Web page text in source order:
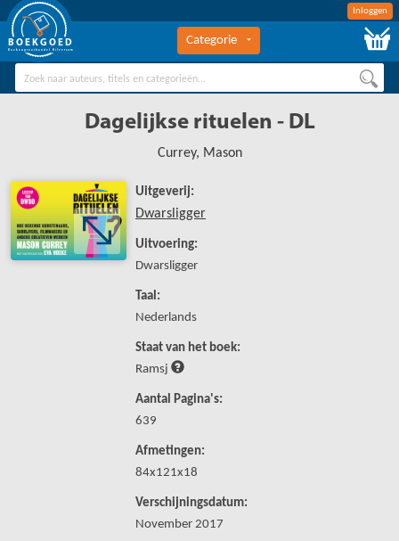
Inloggen
BOEKGOED
Boekengroothandel Hilversum
Categorie
Dagelijkse rituelen - DL
Currey, Mason
Uitgeverij:
Dwarsligger
Uitvoering:
Dwarsligger
Taal:
Nederlands
Staat van het boek:
Ramsj
Aantal Pagina's:
639
Afmetingen:
84x121x18
Verschijningsdatum:
November 2017